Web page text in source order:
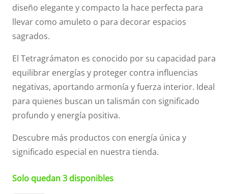
diseño elegante y compacto la hace perfecta para
llevar como amuleto o para decorar espacios
sagrados.
El Tetragrámaton es conocido por su capacidad para
equilibrar energías y proteger contra influencias
negativas, aportando armonía y fuerza interior. Ideal
para quienes buscan un talismán con significado
profundo y energía positiva.
Descubre más productos con energía única y
significado especial en nuestra tienda.
Solo quedan 3 disponibles